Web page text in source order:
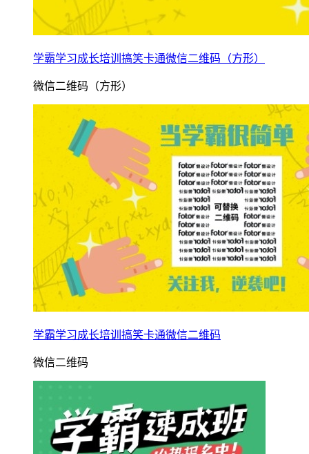
学霸学习成长培训搞笑卡通微信二维码（方形）
微信二维码（方形）
学霸学习成长培训搞笑卡通微信二维码
微信二维码